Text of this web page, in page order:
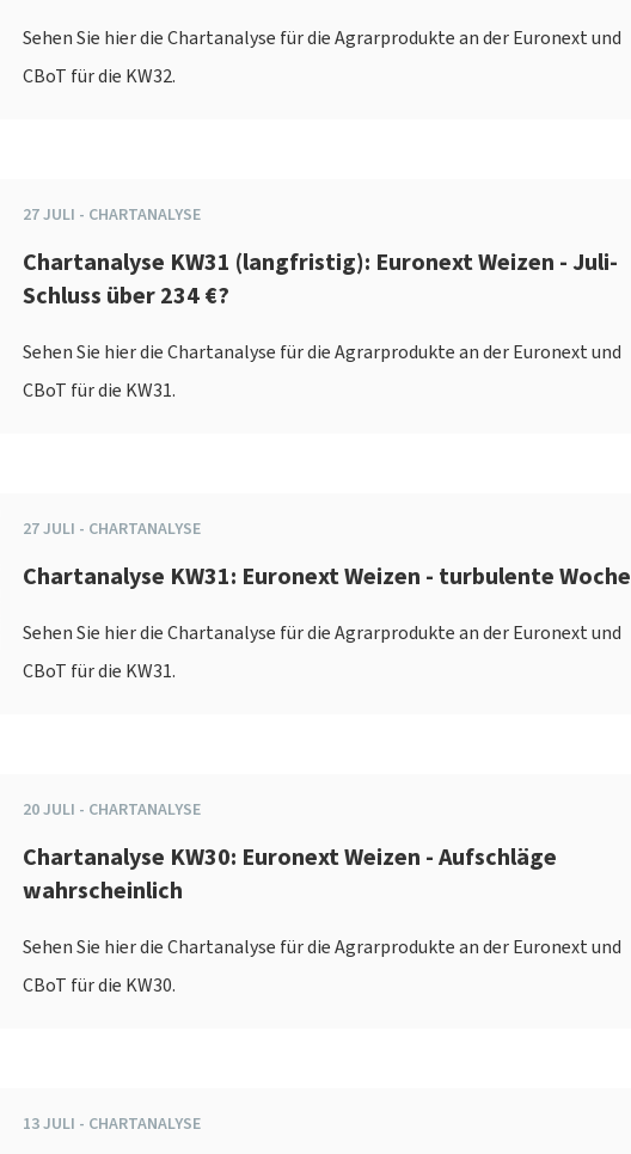
Sehen Sie hier die Chartanalyse für die Agrarprodukte an der Euronext und
CBoT für die KW32.
27JULI - CHARTANALYSE
Chartanalyse KW31 (langfristig): Euronext Weizen - Juli-
Schluss über 234 €?
Sehen Sie hier die Chartanalyse für die Agrarprodukte an der Euronext und
CBoT für die KW31.
27JULI - CHARTANALYSE
Chartanalyse KW31: Euronext Weizen - turbulente Woche
Sehen Sie hier die Chartanalyse für die Agrarprodukte an der Euronext und
CBoT für die KW31.
20JULI - CHARTANALYSE
Chartanalyse KW30: Euronext Weizen - Aufschläge
wahrscheinlich
Sehen Sie hier die Chartanalyse für die Agrarprodukte an der Euronext und
CBoT für die KW30.
13JULI - CHARTANALYSE